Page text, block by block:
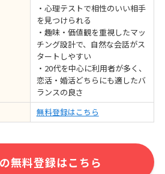
・心理テストで相性のいい相手
を見つけられる
・趣味・価値観を重視したマッ
チング設計で、自然な会話がス
タートしやすい
・20代を中心に利用者が多く、
恋活・婚活どちらにも適したバ
ランスの良さ
無料登録はこちら
無料登録はこちら